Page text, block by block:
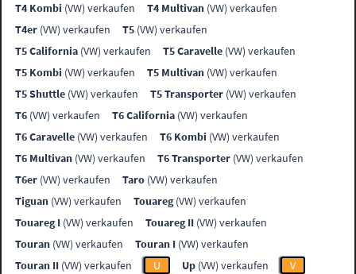
T4 Kombi (VW) verkaufen T4 Multivan (VW) verkaufen
T4er (VW) verkaufen T5 (VW) verkaufen
T5 California (VW) verkaufen T5 Caravelle (VW) verkaufen
T5 Kombi (VW) verkaufen T5 Multivan (VW) verkaufen
T5 Shuttle (VW) verkaufen T5 Transporter (VW) verkaufen
T6 (VW) verkaufen T6 California (VW) verkaufen
T6 Caravelle (VW) verkaufen T6 Kombi (VW) verkaufen
T6 Multivan (VW) verkaufen T6 Transporter (VW) verkaufen
T6er (VW) verkaufen Taro (VW) verkaufen
Tiguan (VW) verkaufen Touareg(VW) verkaufen
Touareg I (VW) verkaufen Touareg II (VW) verkaufen
Touran (VW) verkaufen Touran I (VW) verkaufen
Touran II (VW) verkaufen U Up (VW) verkaufen
V